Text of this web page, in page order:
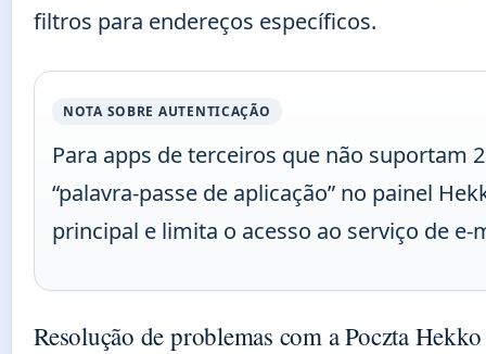
filtros para endereços específicos.
NOTA SOBRE AUTENTICAÇÃO
Para apps de terceiros que não suportam
“palavra-passe de aplicação” no painel
principal e limita o acesso ao serviço de e-
Resolução de problemas com a Poczta Hekko